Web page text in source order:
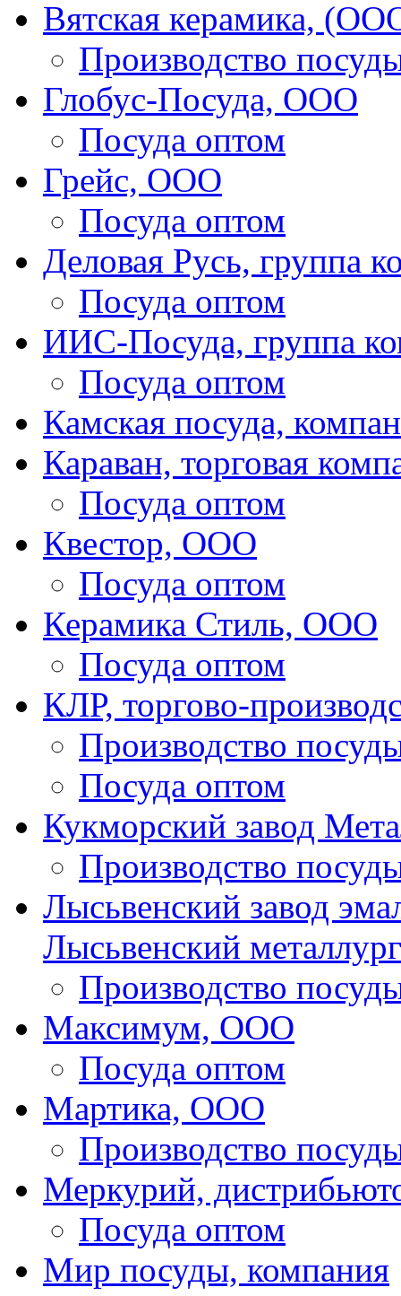
Вятская керамика,
Производство
Глобус-Посуда, ООО
Посуда оптом
Грейс, ООО
Посуда оптом
Деловая Русь, группа
Посуда оптом
ИИС-Посуда, группа
Посуда оптом
Камская посуда,
Караван, торговая
Посуда оптом
Квестор, ООО
Посуда оптом
Керамика Стиль, ООО
Посуда оптом
КЛР, торгово-
Производство
Посуда оптом
Кукморский завод
Производство
Лысьвенский завод
Лысьвенский
Производство
Максимум, ООО
Посуда оптом
Мартика, ООО
Производство
Меркурий,
Посуда оптом
Мир посуды, компания